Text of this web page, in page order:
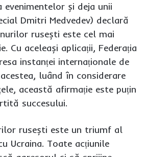
evenimentelor și deja unii
Dmitri Medvedev) declară
rusești este cel mai
Cu aceleași aplicații, Federația
instanței internaționale de
luând în considerare
această afirmație este puțin
succesului.
rusești este un triumf al
Ucraina. Toate acțiunile